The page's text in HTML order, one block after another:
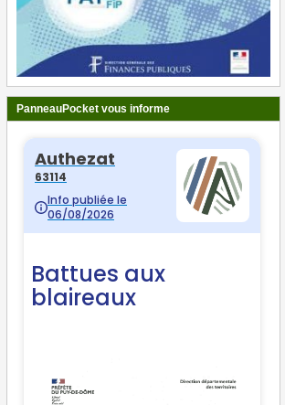
PanneauPocket vous informe